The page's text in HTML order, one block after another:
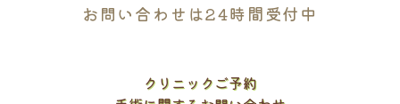
お問い合わせは24時間受付中
クリニックご予約